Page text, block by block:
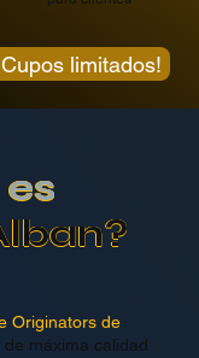
limitados!
Originators de
máxima calidad